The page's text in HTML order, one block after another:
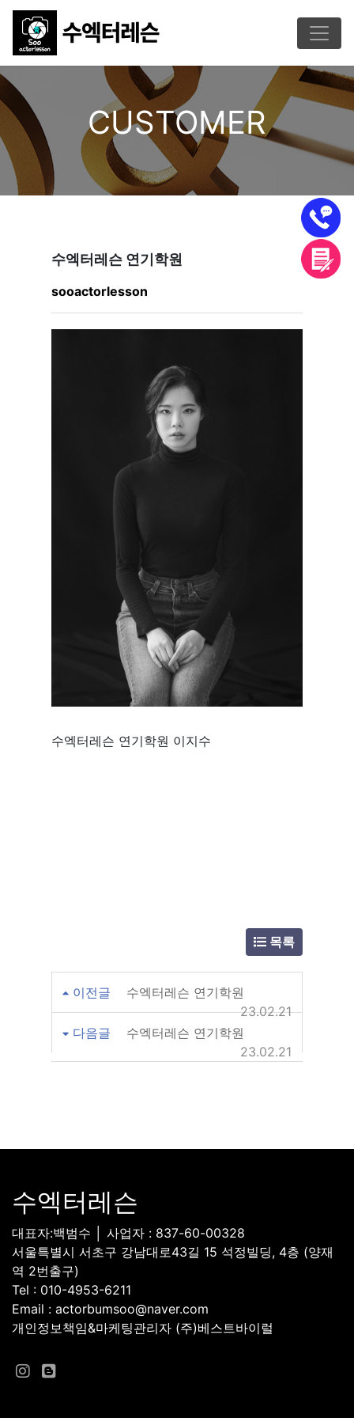
CUSTOMER
수엑터레슨 연기학원
sooactorlesson
수엑터레슨 연기학원 이지수
목록
이전글
수엑터레슨 연기학원
23.02.21
다음글
수엑터레슨 연기학원
23.02.21
수엑터레슨
대표자:백범수 │ 사업자 : 837-60-00328
서울특별시 서초구 강남대로43길 15 석정빌딩, 4층 (양재
역 2번출구)
Tel : 010-4953-6211
Email : actorbumsoo@naver.com
개인정보책임&마케팅관리자 (주)베스트바이럴